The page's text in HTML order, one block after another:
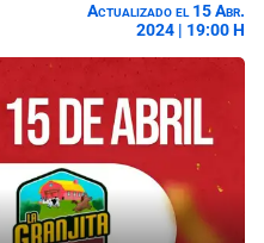
Actualizado el 15 Abr.
2024 | 19:00 H